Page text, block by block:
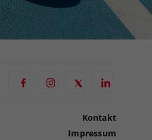
Kontakt
Impressum